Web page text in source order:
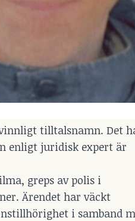
tilltalsnamn. Det
enligt juridisk expert är
greps av polis i
Ärendet har väckt
i samband